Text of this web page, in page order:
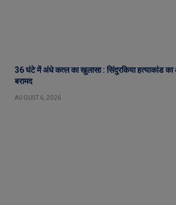
36 घंटे में अंधे कत्ल का खुलासा : सिंदुरकिया हत्याकांड का
बरामद
AUGUST 6, 2026